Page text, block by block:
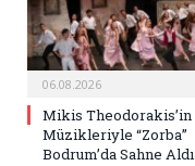
06.08.2026
Mikis Theodorakis’in
Müzikleriyle “Zorba”
Bodrum’da Sahne Aldı